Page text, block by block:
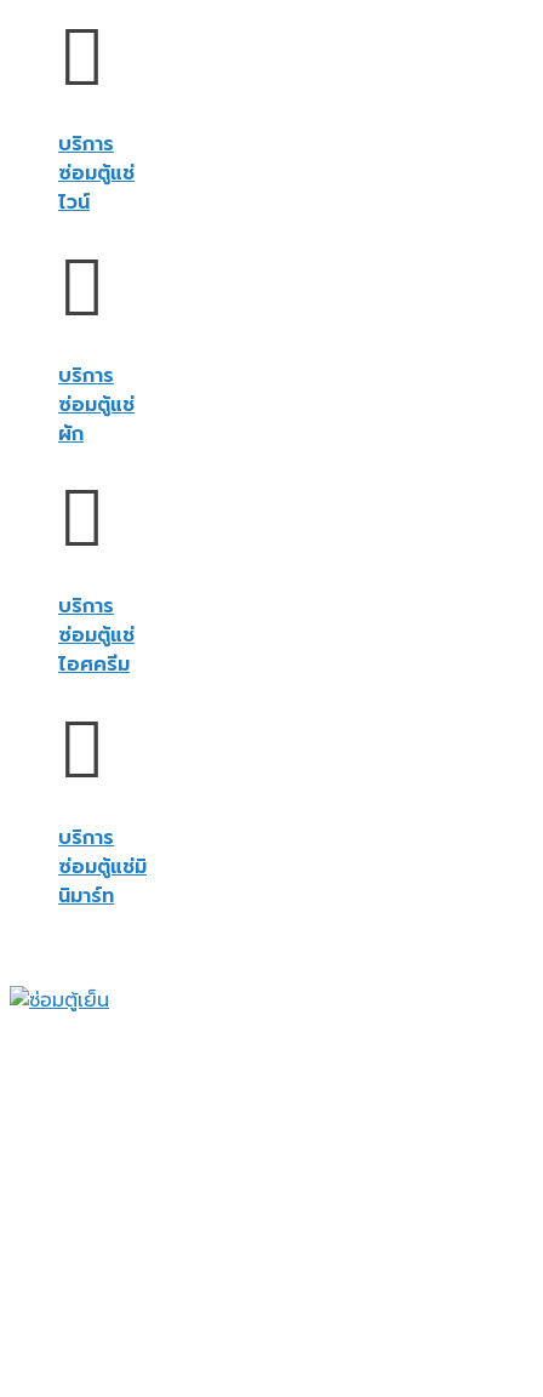
บริการ
ซ่อมตู้แช่
ไวน์
บริการ
ซ่อมตู้แช่
ผัก
บริการ
ซ่อมตู้แช่
ไอศครีม
บริการ
ซ่อมตู้แช่มิ
นิมาร์ท